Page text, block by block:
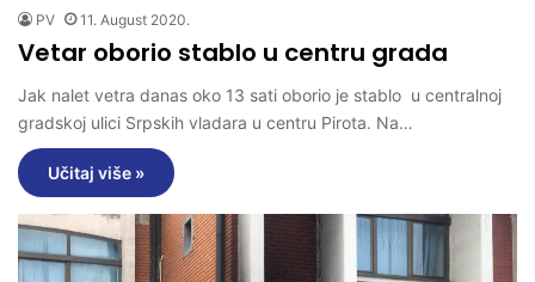
PV 11. August 2020.
Vetar oborio stablo u centru grada
Jak nalet vetra danas oko 13 sati oborio je stablo u centralnoj
gradskoj ulici Srpskih vladara u centru Pirota. Na…
Učitaj više »